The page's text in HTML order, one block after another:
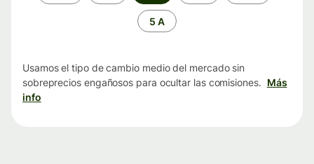
5 A
Usamos el tipo de cambio medio del mercado sin
sobreprecios engañosos para ocultar las comisiones. Más
info